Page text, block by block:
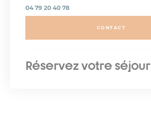
04 79 20 40 78
CONTACT
Réservez votre séjour